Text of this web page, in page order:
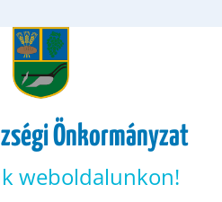
Önkormányzat
weboldalunkon!